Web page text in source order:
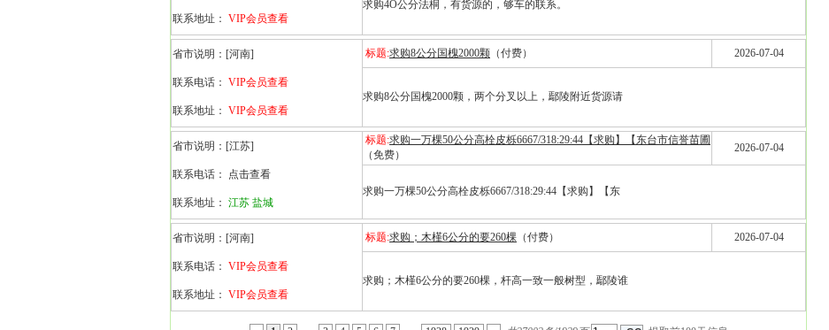
联系地址： VIP会员查看
求购4O公分法桐，有货源的，够车的联系。
省市说明： [河南]
联系电话： VIP会员查看
联系地址： VIP会员查看
标题:求购8公分国槐2000颗 （付费） 2026-07-04
求购8公分国槐2000颗，两个分叉以上，鄢陵附近货源请
省市说明： [江苏]
联系电话： 点击查看
联系地址： 江苏 盐城
标题:求购一万棵50公分高栓皮栎6667/318:29:44【求购】【东台市信誉苗圃
（免费）
2026-07-04
求购一万棵50公分高栓皮栎6667/318:29:44【求购】【东
省市说明： [河南]
联系电话： VIP会员查看
联系地址： VIP会员查看
标题:求购；木槿6公分的要260棵 （付费） 2026-07-04
求购；木槿6公分的要260棵，杆高一致一般树型，鄢陵谁